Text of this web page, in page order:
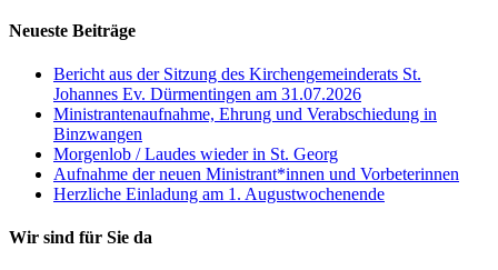
Neueste Beiträge
Bericht aus der Sitzung des Kirchengemeinderats St.
Johannes Ev. Dürmentingen am 31.07.2026
Ministrantenaufnahme, Ehrung und Verabschiedung in
Binzwangen
Morgenlob / Laudes wieder in St. Georg
Aufnahme der neuen Ministrant*innen und Vorbeterinnen
Herzliche Einladung am 1. Augustwochenende
Wir sind für Sie da